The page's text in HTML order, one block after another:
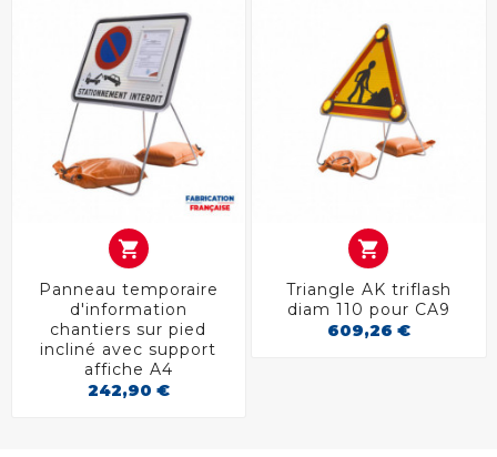

Panneau temporaire
d'information
chantiers sur pied
incliné avec support
affiche A4
242,90 €

Triangle AK triflash
diam 110 pour CA9
609,26 €